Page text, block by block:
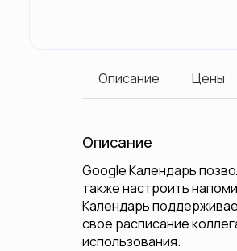
Описание Цены
Описание
Google Календарь
также настроить
Календарь
свое расписание
использования.